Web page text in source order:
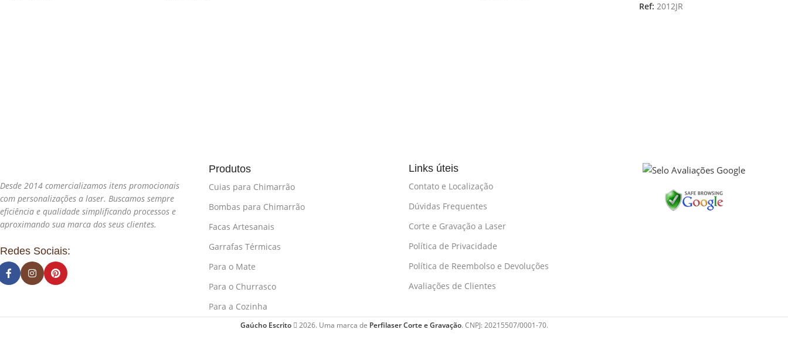
Ref:2012JR
Desde 2014 comercializamos itens promocionais
com personalizações a laser. Buscamos sempre
eficiência e qualidade simplificando processos e
aproximando sua marca dos seus clientes.
Redes Sociais:
Produtos
Cuias para Chimarrão
Bombas para Chimarrão
Facas Artesanais
Garrafas Térmicas
Para o Mate
Para o Churrasco
Para a Cozinha
Links úteis
Contato e Localização
Dúvidas Frequentes
Corte e Gravação a Laser
Política de Privacidade
Política de Reembolso e Devoluções
Avaliações de Clientes
Gaúcho Escrito 2026. Uma marca de Perfilaser Corte e Gravação. CNPJ: 20215507/0001-70.